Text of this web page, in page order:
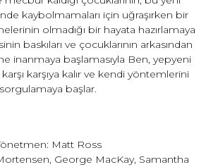
kaybolmamaları için uğraşırken bir
olmadığı bir hayata hazırlamaya
baskıları ve çocuklarının arkasından
inanmaya başlamasıyla Ben, yepyeni
karşı karşıya kalır ve kendi yöntemlerini
sorgulamaya başlar.
Matt Ross
George MacKay, Samantha